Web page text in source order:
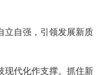
立自强，引领发展新质
现代化作支撑。抓住新